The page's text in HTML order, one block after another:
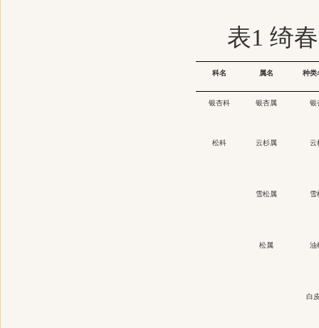
表1 绮
科名 属名 种类
银杏科 银杏属 银
松科 云杉属 云
雪松属 雪
松属 油
白